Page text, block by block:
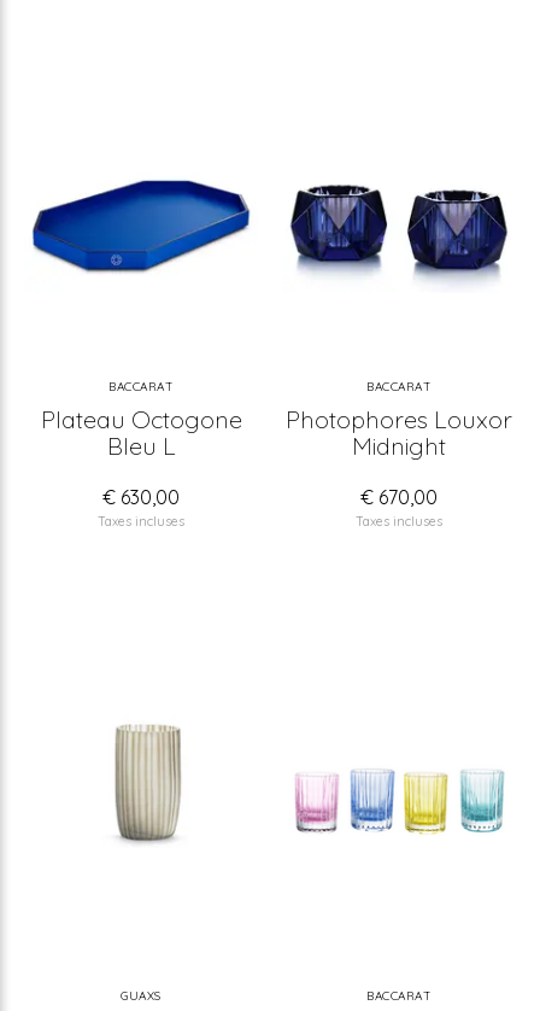
BACCARAT
Plateau Octogone
Bleu L
€ 630,00
Taxes incluses
BACCARAT
Photophores Louxor
Midnight
€ 670,00
Taxes incluses
GUAXS BACCARAT